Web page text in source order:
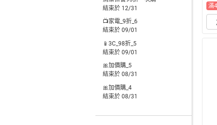
滿
結束於 12/31
📺家電_9折_6
結束於 09/01
📱3C_98折_5
結束於 09/01
🎀加價購_5
結束於 08/31
🎀加價購_4
結束於 08/31